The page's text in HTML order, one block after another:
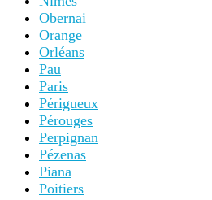
Obernai
Orange
Orléans
Pau
Paris
Périgueux
Pérouges
Perpignan
Pézenas
Piana
Poitiers